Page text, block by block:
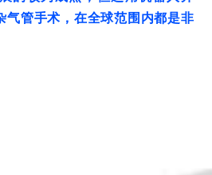
气管手术 ，在全球范围 内都是非